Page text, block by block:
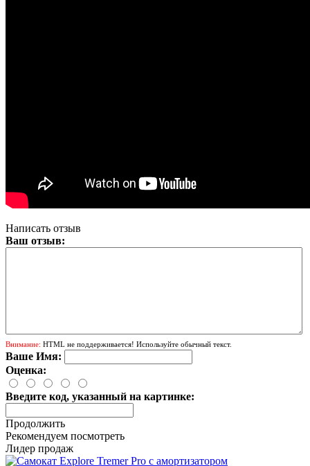
Написать отзыв
Ваш отзыв:
Внимание: HTML не поддерживается! Используйте обычный текст.
Ваше Имя:
Оценка:
Введите код, указанный на картинке:
Продолжить
Рекомендуем посмотреть
Лидер продаж